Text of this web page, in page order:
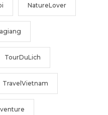
NatureLover
TourDuLich
TravelVietnam